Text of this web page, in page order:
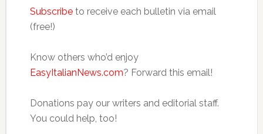
Subscribeto receive each bulletin via email
(free!)
Know others who’d enjoy
EasyItalianNews.com? Forward this email!
Donations pay our writers and editorial staff.
You could help, too!